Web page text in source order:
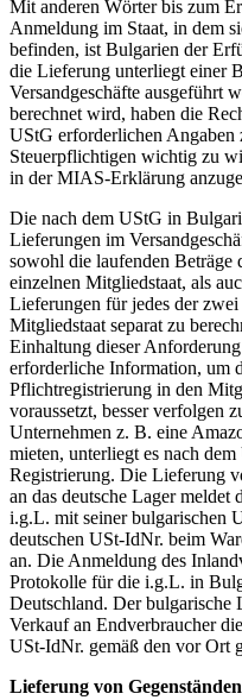
Mit anderen Wörter bis zum
Anmeldung im Staat, in dem
befinden, ist Bulgarien der
die Lieferung unterliegt einer
Versandgeschäfte ausgeführt
berechnet wird, haben die
UStG erforderlichen Angaben
Steuerpflichtigen wichtig zu
in der MIAS-Erklärung
Die nach dem UStG in
Lieferungen im
sowohl die laufenden Beträge
einzelnen Mitgliedstaat, als
Lieferungen für jedes der
Mitgliedstaat separat zu
Einhaltung dieser
erforderliche Information, um
Pflichtregistrierung in den
voraussetzt, besser verfolgen
Unternehmen z. B. eine
mieten, unterliegt es nach
Registrierung. Die Lieferung
an das deutsche Lager meldet
i.g.L. mit seiner bulgarischen
deutschen USt-IdNr. beim
an. Die Anmeldung des
Protokolle für die i.g.L. in
Deutschland. Der bulgarische
Verkauf an Endverbraucher
USt-IdNr. gemäß den vor Ort
Lieferung von